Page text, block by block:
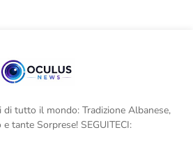
di tutto il mondo: Tradizione Albanese,
tante Sorprese! SEGUITECI: